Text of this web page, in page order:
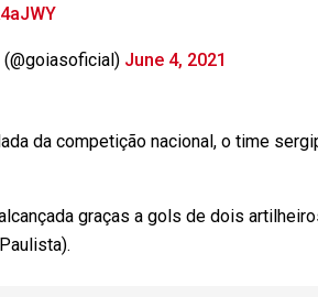
June 4, 2021
da competição nacional, o time
graças a gols de dois